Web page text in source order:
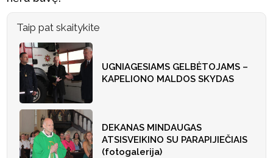
Taip pat skaitykite
UGNIAGESIAMS GELBĖTOJAMS –
KAPELIONO MALDOS SKYDAS
DEKANAS MINDAUGAS
ATSISVEIKINO SU PARAPIJIEČIAIS
(fotogalerija)